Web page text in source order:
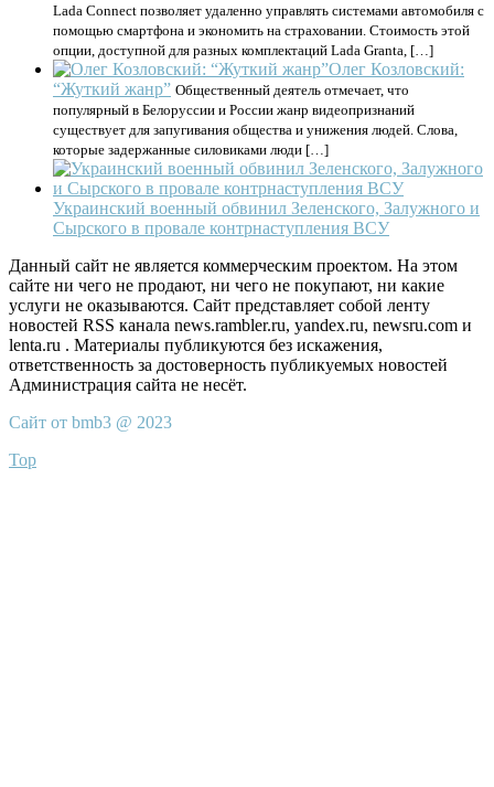
Lada Connect позволяет удаленно управлять системами автомобиля с
помощью смартфона и экономить на страховании. Стоимость этой
опции, доступной для разных комплектаций Lada Granta, […]
Олег Козловский:
“Жуткий жанр” Общественный деятель отмечает, что
популярный в Белоруссии и России жанр видеопризнаний
существует для запугивания общества и унижения людей. Слова,
которые задержанные силовиками люди […]
Украинский военный обвинил Зеленского, Залужного и
Сырского в провале контрнаступления ВСУ
Данный сайт не является коммерческим проектом. На этом
сайте ни чего не продают, ни чего не покупают, ни какие
услуги не оказываются. Сайт представляет собой ленту
новостей RSS канала news.rambler.ru, yandex.ru, newsru.com и
lenta.ru . Материалы публикуются без искажения,
ответственность за достоверность публикуемых новостей
Администрация сайта не несёт.
Сайт от bmb3 @ 2023
Top